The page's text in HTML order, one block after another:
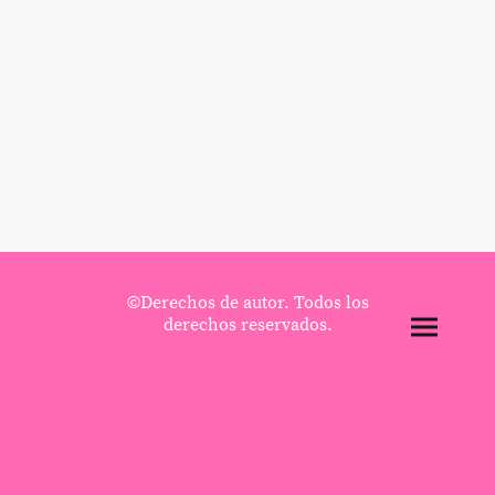
©Derechos de autor. Todos los
derechos reservados.